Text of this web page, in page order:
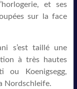
et ses
sur la face
s’est taillé une
à très hautes
ou Koenigsegg,
Nordschleife.